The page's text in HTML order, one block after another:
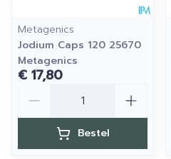
Metagenics
Jodium Caps 120 25670
Metagenics
€ 17,80
Bestel